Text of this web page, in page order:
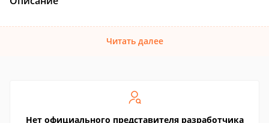
Читать далее
Нет официального представителя разработчика